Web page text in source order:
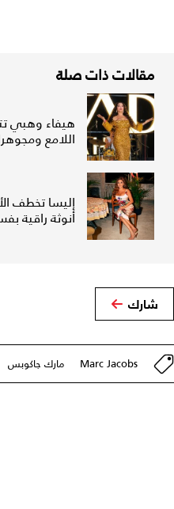
مقالات ذات صلة
هيفاء وهبي
اللامع
إليسا تخطف
أنوثة راقية
شارك
Marc Jacobs مارك جاكوبس